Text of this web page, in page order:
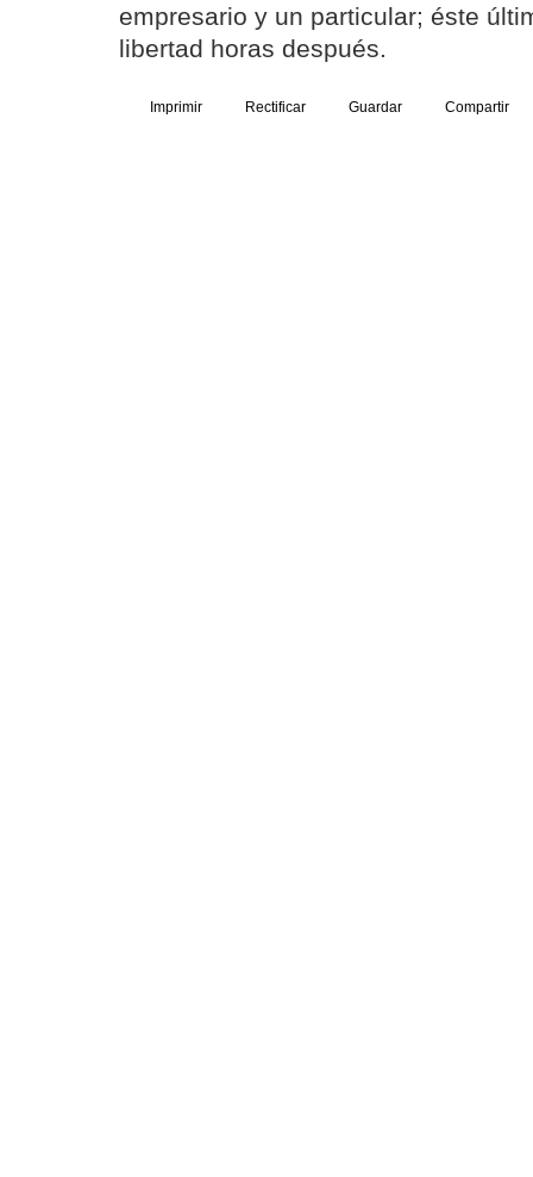
empresario y un particular; éste
libertad horas después.
Imprimir Rectificar Guardar Compartir